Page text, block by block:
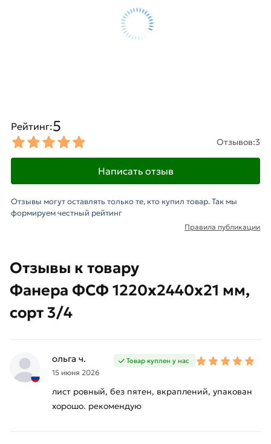
Отзывы к товару
Фанера ФСФ 1220х2440х21 мм,
сорт 3/4
ольга ч.
15 июня 2026
Товар куплен у нас
лист ровный, без пятен, вкраплений, упакован
хорошо. рекомендую
Рейтинг:5
Отзывов:3
Написать отзыв
Отзывы могут оставлять только те, кто купил товар. Так мы
формируем честный рейтинг
Правила публикации